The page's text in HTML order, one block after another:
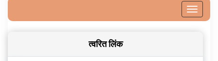
Toggle
त्वरित लिंक